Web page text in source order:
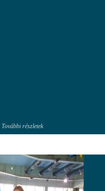
További részletek